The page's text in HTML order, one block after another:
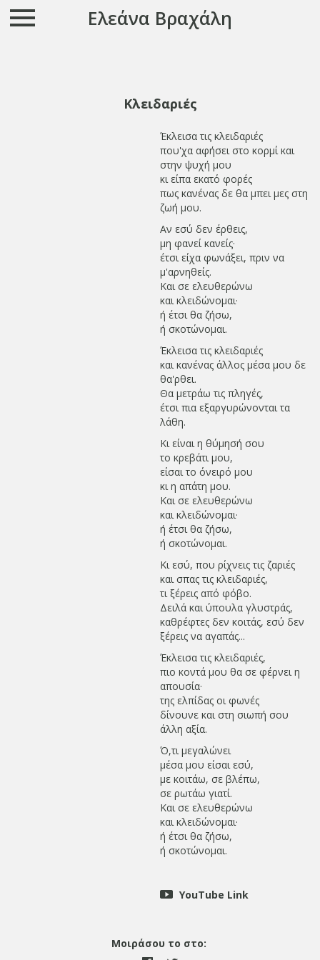
Ελεάνα Βραχάλη
Κλειδαριές
Έκλεισα τις κλειδαριές
που'χα αφήσει στο κορμί και
στην ψυχή μου
κι είπα εκατό φορές
πως κανένας δε θα μπει μες στη
ζωή μου.
Αν εσύ δεν έρθεις,
μη φανεί κανείς·
έτσι είχα φωνάξει, πριν να
μ'αρνηθείς.
Και σε ελευθερώνω
και κλειδώνομαι·
ή έτσι θα ζήσω,
ή σκοτώνομαι.
Έκλεισα τις κλειδαριές
και κανένας άλλος μέσα μου δε
θα'ρθει.
Θα μετράω τις πληγές,
έτσι πια εξαργυρώνονται τα
λάθη.
Κι είναι η θύμησή σου
το κρεβάτι μου,
είσαι το όνειρό μου
κι η απάτη μου.
Και σε ελευθερώνω
και κλειδώνομαι·
ή έτσι θα ζήσω,
ή σκοτώνομαι.
Κι εσύ, που ρίχνεις τις ζαριές
και σπας τις κλειδαριές,
τι ξέρεις από φόβο.
Δειλά και ύπουλα γλυστράς,
καθρέφτες δεν κοιτάς, εσύ δεν
ξέρεις να αγαπάς...
Έκλεισα τις κλειδαριές,
πιο κοντά μου θα σε φέρνει η
απουσία·
της ελπίδας οι φωνές
δίνουνε και στη σιωπή σου
άλλη αξία.
Ό,τι μεγαλώνει
μέσα μου είσαι εσύ,
με κοιτάω, σε βλέπω,
σε ρωτάω γιατί.
Και σε ελευθερώνω
και κλειδώνομαι·
ή έτσι θα ζήσω,
ή σκοτώνομαι.
YouTube Link
Μοιράσου το στο: